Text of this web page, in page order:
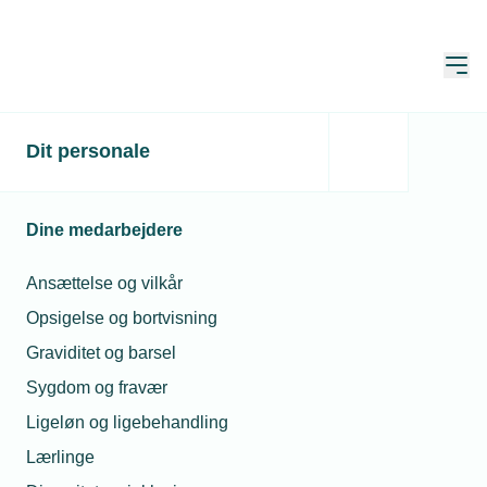
Dit personale
Dine medarbejdere
Ansættelse og vilkår
Opsigelse og bortvisning
Graviditet og barsel
Sygdom og fravær
Ligeløn og ligebehandling
Lærlinge
Faglært på to år
Publiceret: 27. sep. 2021